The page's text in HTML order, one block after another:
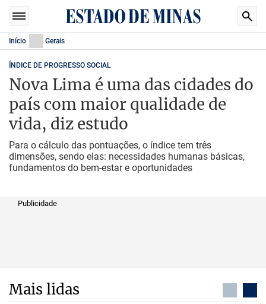
Início Gerais
ÍNDICE DE PROGRESSO SOCIAL
Nova Lima é uma das cidades do
país com maior qualidade de
vida, diz estudo
Para o cálculo das pontuações, o índice tem três
dimensões, sendo elas: necessidades humanas básicas,
fundamentos do bem-estar e oportunidades
Publicidade
Mais lidas